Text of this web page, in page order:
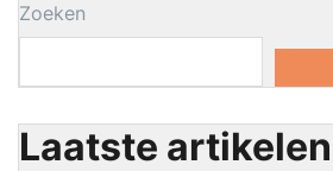
Zoeken
Laatste artikelen